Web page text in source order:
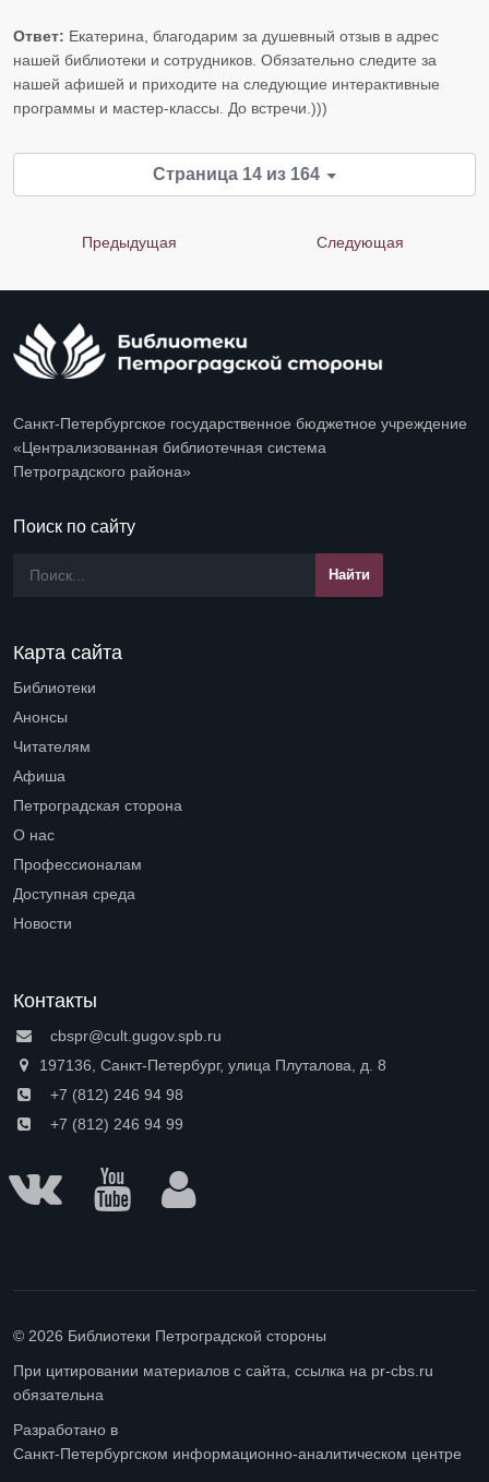
Ответ: Екатерина, благодарим за душевный отзыв в адрес
нашей библиотеки и сотрудников. Обязательно следите за
нашей афишей и приходите на следующие интерактивные
программы и мастер-классы. До встречи.)))
Страница 14 из 164
Предыдущая Следующая
Санкт-Петербургское государственное бюджетное учреждение
«Централизованная библиотечная система
Петроградского района»
Поиск по сайту
Карта сайта
Библиотеки
Анонсы
Читателям
Афиша
Петроградская сторона
О нас
Профессионалам
Доступная среда
Новости
Контакты
cbspr@cult.gugov.spb.ru
197136, Санкт-Петербург, улица Плуталова, д. 8
+7 (812) 246 94 98
+7 (812) 246 94 99
© 2026 Библиотеки Петроградской стороны
При цитировании материалов с сайта, ссылка на pr-cbs.ru
обязательна
Разработано в
Санкт-Петербургском информационно-аналитическом центре